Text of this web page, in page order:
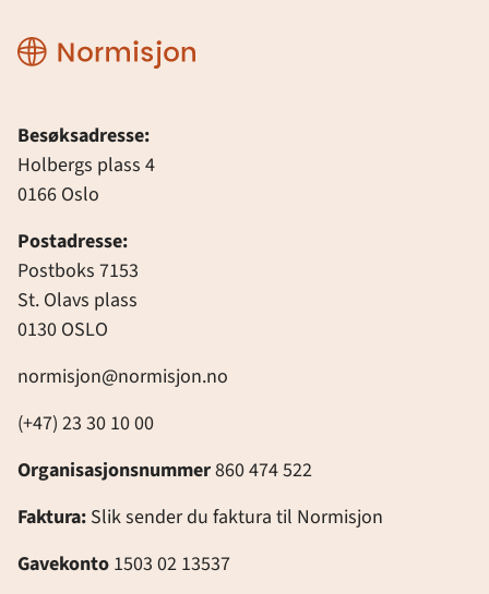
Normisjon
Besøksadresse:
Holbergs plass 4
0166 Oslo
Postadresse:
Postboks 7153
St. Olavs plass
0130 OSLO
normisjon@normisjon.no
(+47) 23 30 10 00
Organisasjonsnummer860 474 522
Faktura: Slik sender du faktura til Normisjon
Gavekonto 1503 02 13537